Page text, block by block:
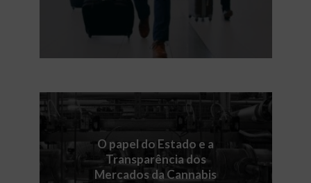
O papel do Estado e a
Transparência dos
Mercados da Cannabis